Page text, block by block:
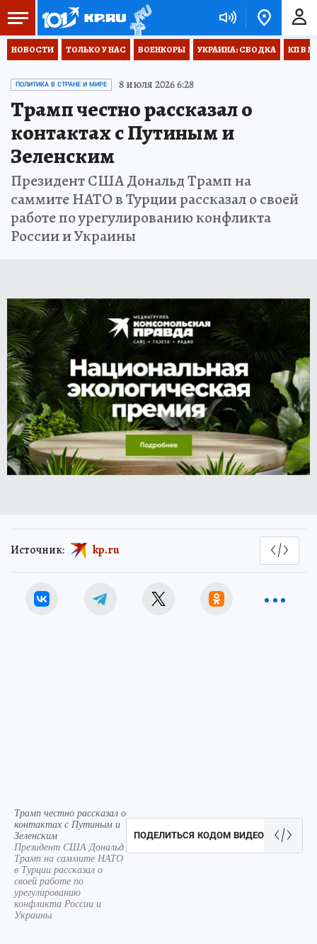
НОВОСТИ ТОЛЬКО У НАС ВОЕНКОРЫ УКРАИНА: СВОДКА КП В
ПОЛИТИКА В СТРАНЕ И МИРЕ 8 июля 2026 6:28
Трамп честно рассказал о
контактах с Путиным и
Зеленским
Президент США Дональд Трамп на
саммите НАТО в Турции рассказал о своей
работе по урегулированию конфликта
России и Украины
Источник: kp.ru
Трамп честно рассказал о
контактах с Путиным и
Зеленским
Президент США Дональд
Трамп на саммите НАТО
в Турции рассказал о
своей работе по
урегулированию
конфликта России и
Украины
ПОДЕЛИТЬСЯ КОДОМ ВИДЕО